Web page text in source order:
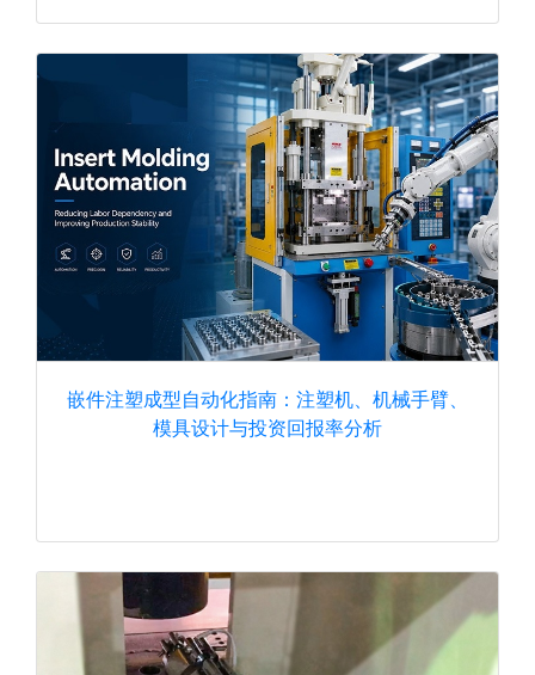
嵌件注塑成型自动化指南：注塑机、机械手臂、
模具设计与投资回报率分析